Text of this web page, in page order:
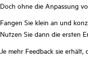
Doch ohne die Anpassung
Fangen Sie klein an und
Nutzen Sie dann die ersten
Je mehr Feedback sie